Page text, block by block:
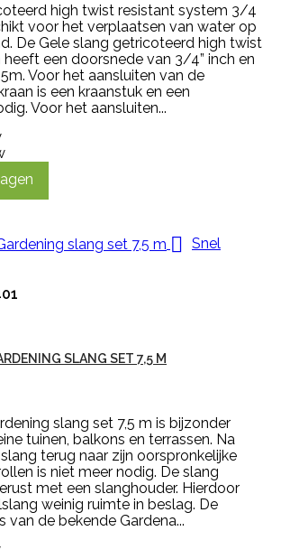
high twist resistant system 3/4
voor het verplaatsen van water op
De Gele slang getricoteerd high twist
een doorsnede van 3/4” inch en
Voor het aansluiten van de
is een kraanstuk en een
Voor het aansluiten...
 Snel
SLANG SET 7,5 M
slang set 7,5 m is bijzonder
tuinen, balkons en terrassen. Na
terug naar zijn oorspronkelijke
is niet meer nodig. De slang
met een slanghouder. Hierdoor
weinig ruimte in beslag. De
van de bekende Gardena...